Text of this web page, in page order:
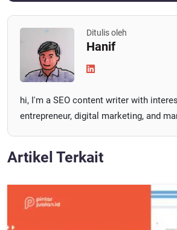
Ditulis oleh
Hanif
hi, I'm a SEO content writer with
entrepreneur, digital marketing, and
Artikel Terkait